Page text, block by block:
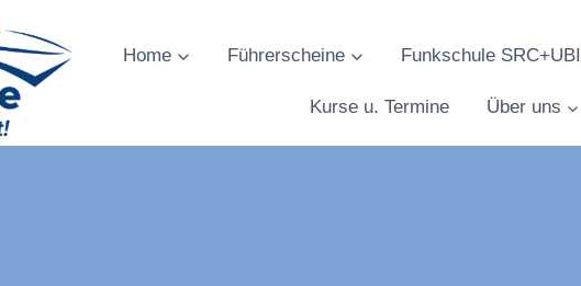
Home Führerscheine Funkschule SRC+UBI
Kurse u. Termine Über uns